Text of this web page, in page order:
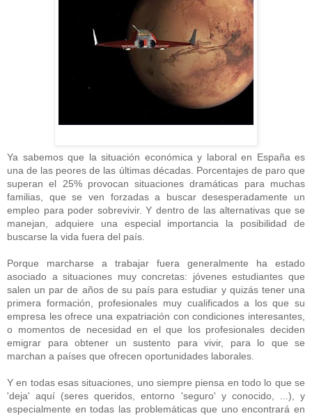
Ya sabemos que la situación económica y laboral en España es
una de las peores de las últimas décadas. Porcentajes de paro que
superan el 25% provocan situaciones dramáticas para muchas
familias, que se ven forzadas a buscar desesperadamente un
empleo para poder sobrevivir. Y dentro de las alternativas que se
manejan, adquiere una especial importancia la posibilidad de
buscarse la vida fuera del país.
Porque marcharse a trabajar fuera generalmente ha estado
asociado a situaciones muy concretas: jóvenes estudiantes que
salen un par de años de su país para estudiar y quizás tener una
primera formación, profesionales muy cualificados a los que su
empresa les ofrece una expatriación con condiciones interesantes,
o momentos de necesidad en el que los profesionales deciden
emigrar para obtener un sustento para vivir, para lo que se
marchan a países que ofrecen oportunidades laborales.
Y en todas esas situaciones, uno siempre piensa en todo lo que se
'deja' aquí (seres queridos, entorno 'seguro' y conocido, ...), y
especialmente en todas las problemáticas que uno encontrará en